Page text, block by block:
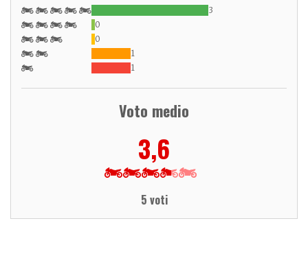
3
0
0
1
1
Voto medio
3,6
5 voti